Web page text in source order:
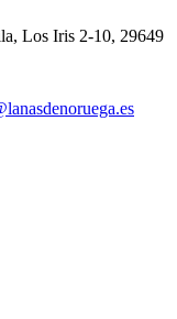
Los Iris 2-10, 29649